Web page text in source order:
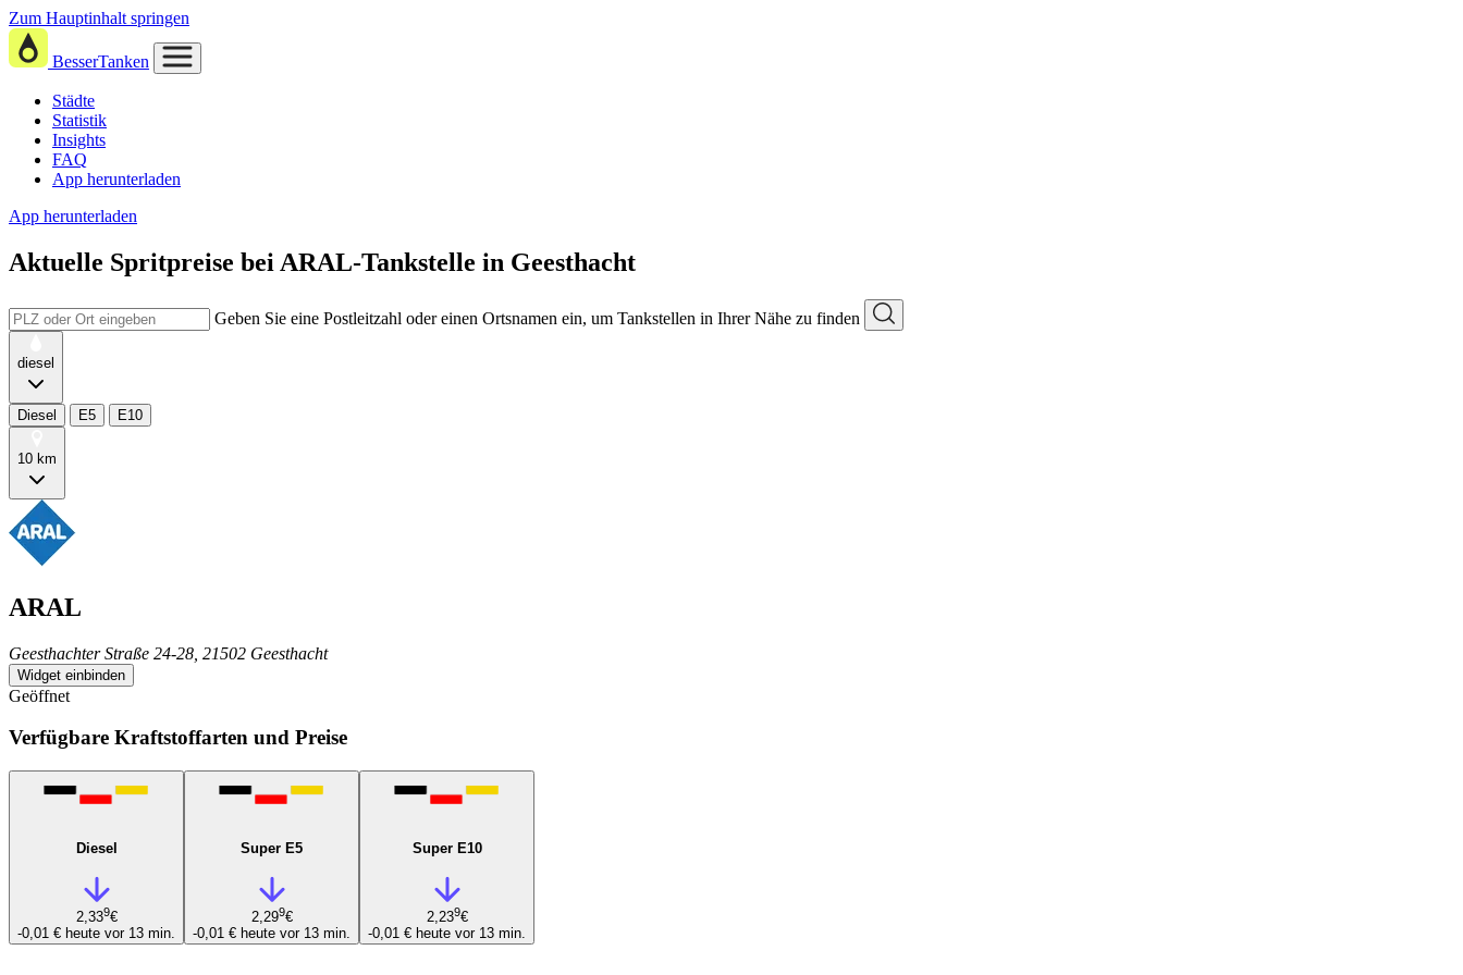
Zum Hauptinhalt springen
BesserTanken
Städte
Statistik
Insights
FAQ
App herunterladen
App herunterladen
Aktuelle Spritpreise bei ARAL-Tankstelle in Geesthacht
Geben Sie eine Postleitzahl oder einen Ortsnamen ein, um Tankstellen in Ihrer Nähe zu finden
diesel
Diesel E5 E10
10 km
ARAL
Geesthachter Straße 24-28, 21502 Geesthacht
Widget einbinden
Geöffnet
Verfügbare Kraftstoffarten und Preise
Diesel
2,339€
-0,01 € heute vor 13 min.
Super E5
2,299€
-0,01 € heute vor 13 min.
Super E10
2,239€
-0,01 € heute vor 13 min.